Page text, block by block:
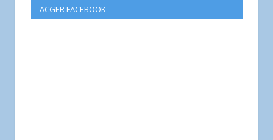
ACGER FACEBOOK